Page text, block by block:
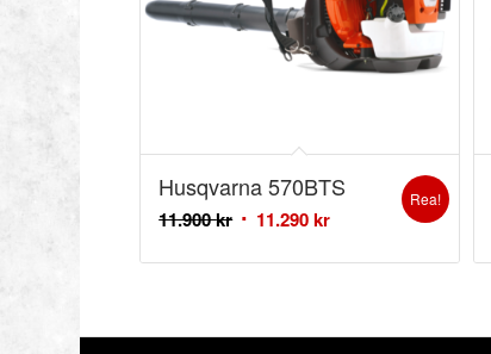
Husqvarna 570BTS
11.900kr 11.290kr
Rea!